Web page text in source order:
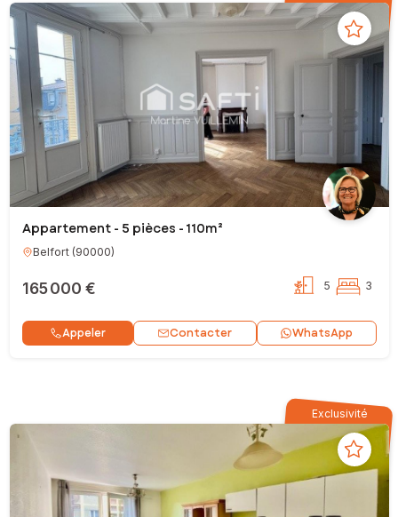
Appartement - 5 pièces - 110m²
Belfort(90000)
165 000 € 5 3
Appeler Contacter WhatsApp
Exclusivité